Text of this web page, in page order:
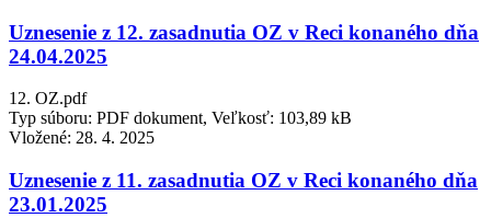
Uznesenie z 12. zasadnutia OZ v Reci konaného dňa
24.04.2025
12. OZ.pdf
Typ súboru: PDF dokument, Veľkosť: 103,89 kB
Vložené: 28. 4. 2025
Uznesenie z 11. zasadnutia OZ v Reci konaného dňa
23.01.2025